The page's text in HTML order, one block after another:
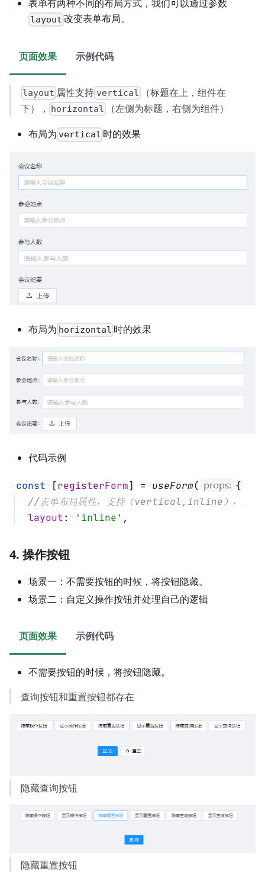
表单有两种不同的布局方式，我们可以通过参数
layout 改变表单布局。
页面效果 示例代码
layout 属性支持 vertical （标题在上，组件在
下），
horizontal
（左侧为标题，右侧为组件）
布局为 vertical 时的效果
布局为 horizontal 时的效果
代码示例
4. 操作按钮
场景一：不需要按钮的时候，将按钮隐藏。
场景二：自定义操作按钮并处理自己的逻辑
页面效果 示例代码
不需要按钮的时候，将按钮隐藏。
查询按钮和重置按钮都存在
隐藏查询按钮
隐藏重置按钮